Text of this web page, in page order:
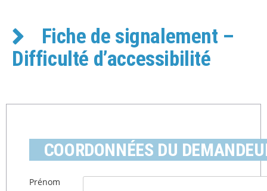
Fiche de signalement –
Difficulté d’accessibilité
COORDONNÉES DU
Prénom